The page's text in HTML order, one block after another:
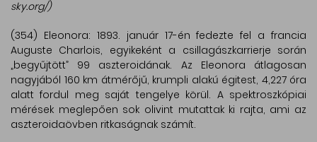
sky.org/)
(354) Eleonora: 1893. január 17-én fedezte fel a francia
Auguste Charlois, egyikeként a csillagászkarrierje során
„begyűjtött” 99 aszteroidának. Az Eleonora átlagosan
nagyjából 160 km átmérőjű, krumpli alakú égitest, 4,227 óra
alatt fordul meg saját tengelye körül. A spektroszkópiai
mérések meglepően sok olivint mutattak ki rajta, ami az
aszteroidaövben ritkaságnak számít.